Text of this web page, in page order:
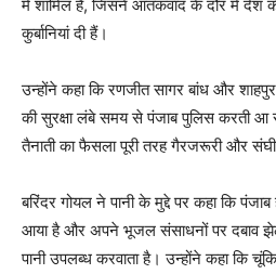
में शामिल है, जिसने आतंकवाद के दौर में देश
कुर्बानियां दी हैं।
उन्होंने कहा कि रणजीत सागर बांध और
की सुरक्षा लंबे समय से पंजाब पुलिस करती
तैनाती का फैसला पूरी तरह गैरजरूरी और
बरिंदर गोयल ने पानी के मुद्दे पर कहा कि पंजाब
आया है और अपने भूजल संसाधनों पर दबाव
पानी उपलब्ध करवाता है। उन्होंने कहा कि